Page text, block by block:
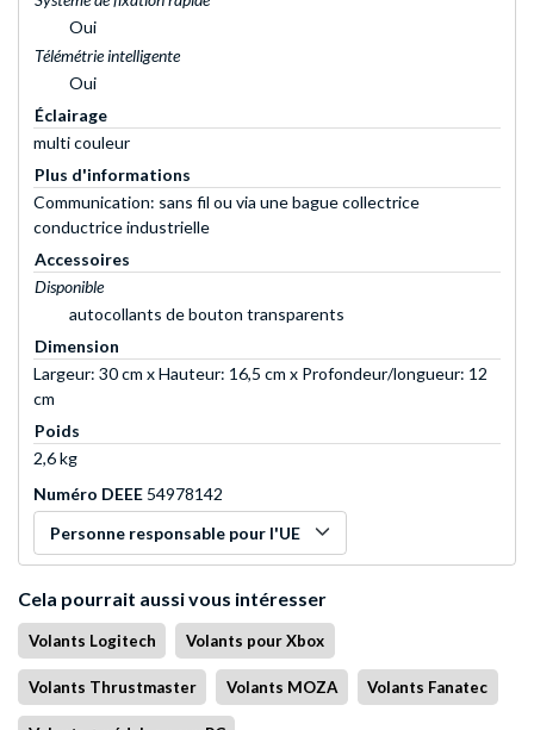
Oui
Télémétrie intelligente
Oui
Éclairage
multi couleur
Plus d'informations
Communication: sans fil ou via une bague collectrice
conductrice industrielle
Accessoires
Disponible
autocollants de bouton transparents
Dimension
Largeur: 30 cm x Hauteur: 16,5 cm x Profondeur/longueur: 12
cm
Poids
2,6 kg
Numéro DEEE 54978142
Personne responsable pour l'UE
Cela pourrait aussi vous intéresser
Volants Logitech Volants pour Xbox
Volants Thrustmaster Volants MOZA Volants Fanatec